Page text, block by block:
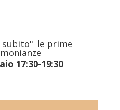
le prime
17:30-19:30